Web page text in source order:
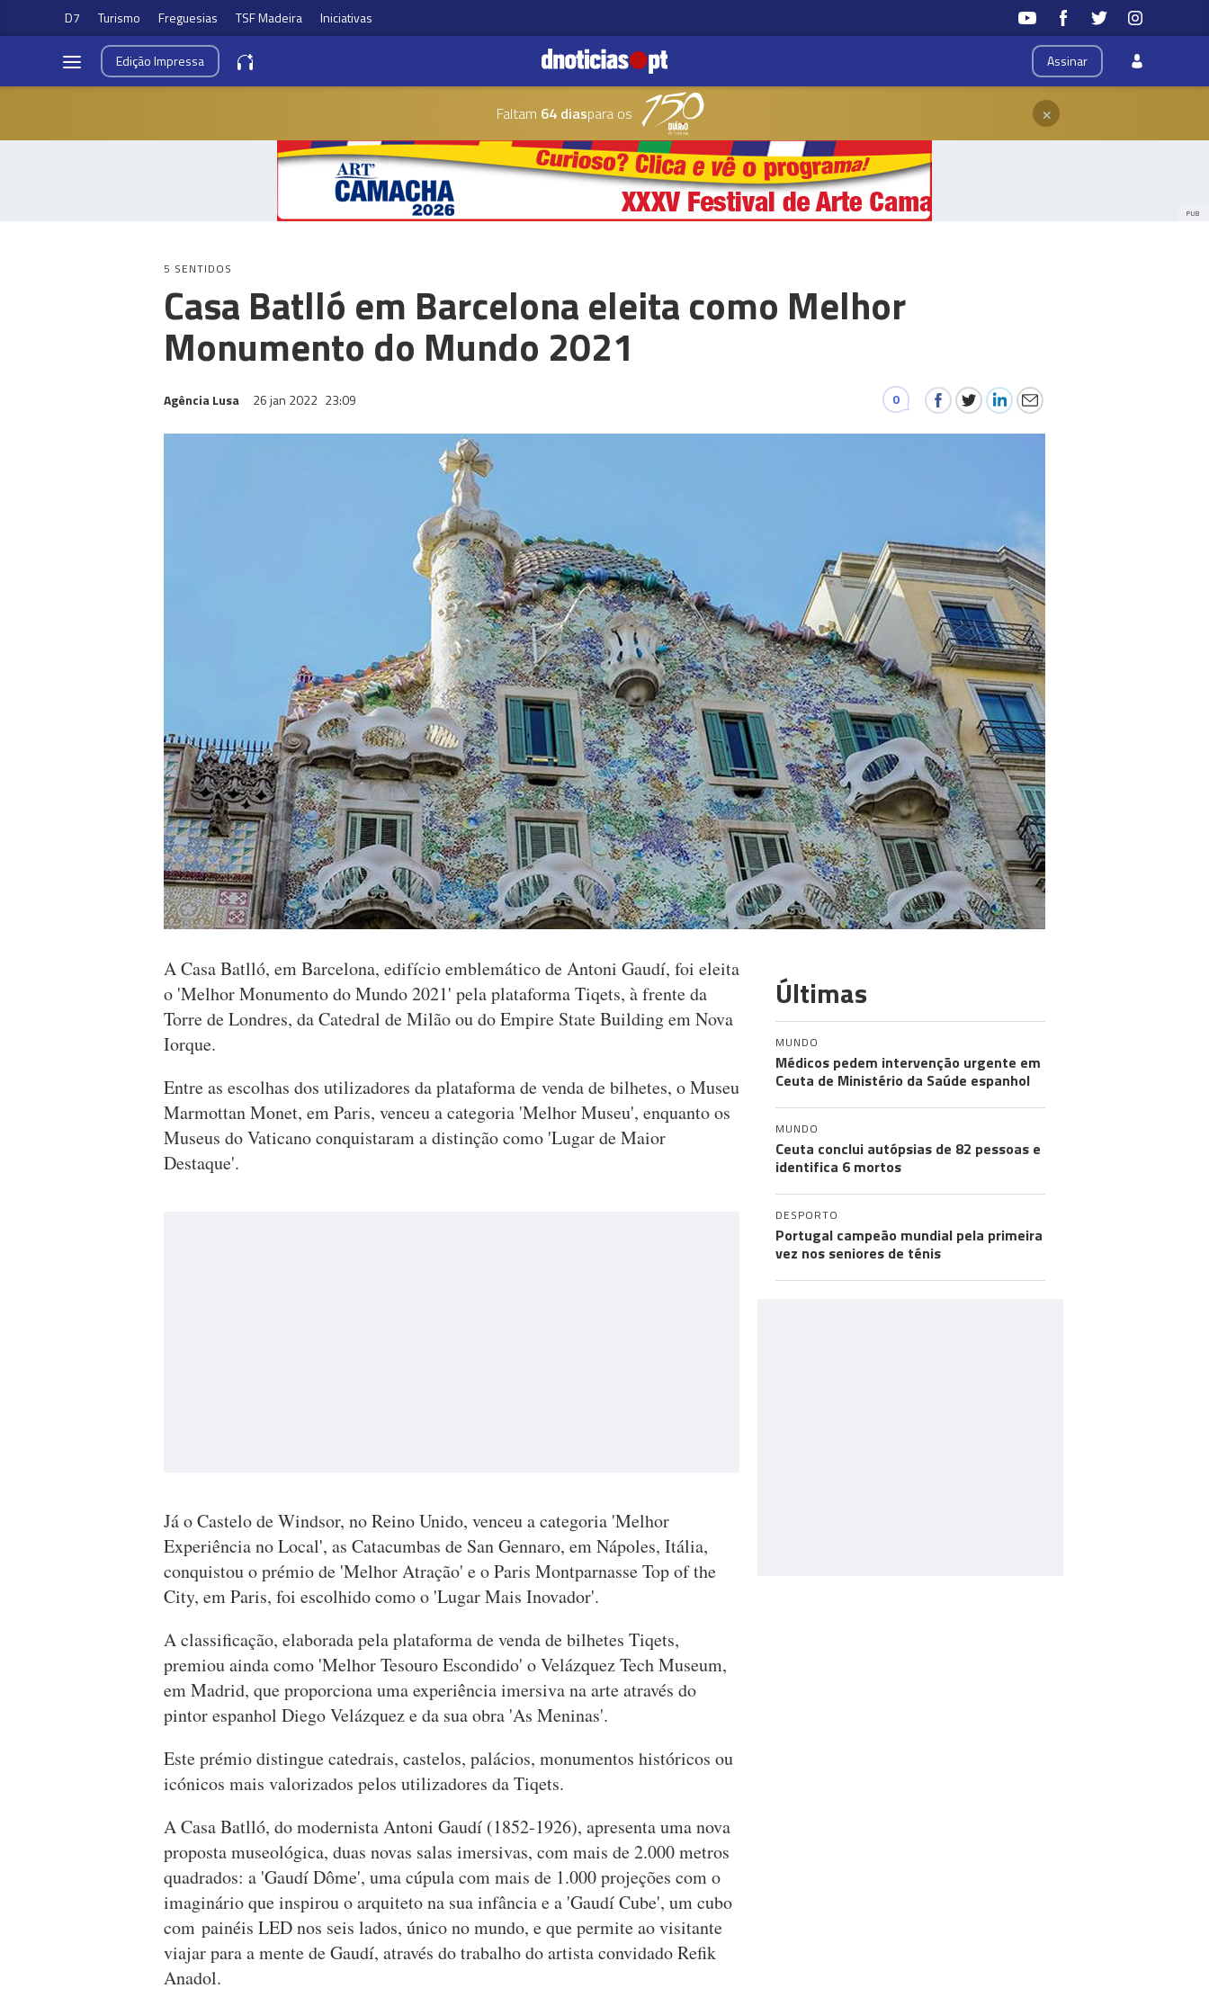
D7 Turismo Freguesias TSF Madeira Iniciativas
Assinar
EdiçãoImpressa
Faltam 64 diaspara os ×
PUB
5 SENTIDOS
Casa Batlló em Barcelona eleita como Melhor
Monumento do Mundo 2021
Agência Lusa 26 jan 2022 23:09 0
A Casa Batlló, em Barcelona, edifício emblemático de Antoni Gaudí, foi eleita
o 'Melhor Monumento do Mundo 2021' pela plataforma Tiqets, à frente da
Torre de Londres, da Catedral de Milão ou do Empire State Building em Nova
Iorque.
Entre as escolhas dos utilizadores da plataforma de venda de bilhetes, o Museu
Marmottan Monet, em Paris, venceu a categoria 'Melhor Museu', enquanto os
Museus do Vaticano conquistaram a distinção como 'Lugar de Maior
Destaque'.
Já o Castelo de Windsor, no Reino Unido, venceu a categoria 'Melhor
Experiência no Local', as Catacumbas de San Gennaro, em Nápoles, Itália,
conquistou o prémio de 'Melhor Atração' e o Paris Montparnasse Top of the
City, em Paris, foi escolhido como o 'Lugar Mais Inovador'.
A classificação, elaborada pela plataforma de venda de bilhetes Tiqets,
premiou ainda como 'Melhor Tesouro Escondido' o Velázquez Tech Museum,
em Madrid, que proporciona uma experiência imersiva na arte através do
pintor espanhol Diego Velázquez e da sua obra 'As Meninas'.
Este prémio distingue catedrais, castelos, palácios, monumentos históricos ou
icónicos mais valorizados pelos utilizadores da Tiqets.
A Casa Batlló, do modernista Antoni Gaudí (1852-1926), apresenta uma nova
proposta museológica, duas novas salas imersivas, com mais de 2.000 metros
quadrados: a 'Gaudí Dôme', uma cúpula com mais de 1.000 projeções com o
imaginário que inspirou o arquiteto na sua infância e a 'Gaudí Cube', um cubo
com painéis LED nos seis lados, único no mundo, e que permite ao visitante
viajar para a mente de Gaudí, através do trabalho do artista convidado Refik
Anadol.
Últimas
MUNDO
Médicos pedem intervenção urgente em
Ceuta de Ministério da Saúde espanhol
MUNDO
Ceuta conclui autópsias de 82 pessoas e
identifica 6 mortos
DESPORTO
Portugal campeão mundial pela primeira
vez nos seniores de ténis